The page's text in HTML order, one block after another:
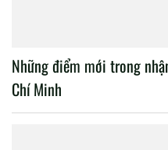
Những điểm mới trong
Chí Minh